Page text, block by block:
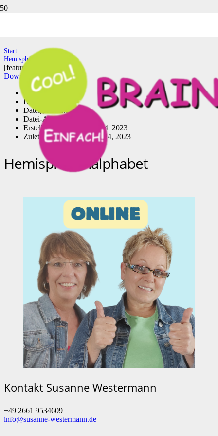
Start
Hemisphärenalphabet
[featured_image]
Download
Version
Download
Dateigröße
2.13 MB
Datei-Anzahl
Erstellungsdatum
Januar 24, 2023
Zuletzt aktualisiertJanuar 24, 2023
Hemisphärenalphabet
Kontakt Susanne Westermann
+49 2661 9534609
info@susanne-westermann.de